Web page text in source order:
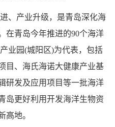
、产业升级，是青岛深化海
在青岛今年推进的90个海洋
业园(城阳区)为代表，包括
目、海氏海诺大健康产业基
研发及应用项目等一批海洋
岛更好利用开发海洋生物资
高地。